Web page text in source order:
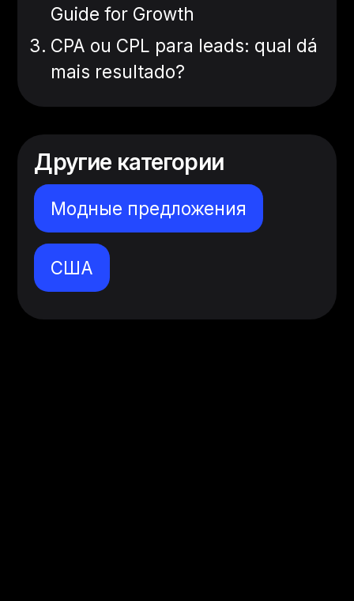
Guide for Growth
CPA ou CPL para leads: qual dá
mais resultado?
Другие категории
Модные предложения
США